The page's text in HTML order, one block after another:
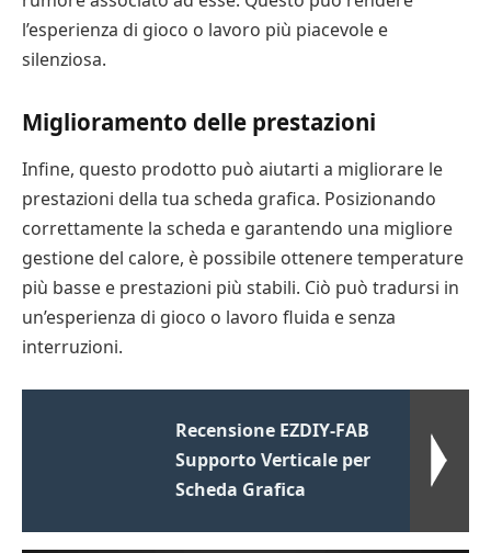
l’esperienza di gioco o lavoro più piacevole e
silenziosa.
Miglioramento delle prestazioni
Infine, questo prodotto può aiutarti a migliorare le
prestazioni della tua scheda grafica. Posizionando
correttamente la scheda e garantendo una migliore
gestione del calore, è possibile ottenere temperature
più basse e prestazioni più stabili. Ciò può tradursi in
un’esperienza di gioco o lavoro fluida e senza
interruzioni.
Recensione EZDIY-FAB
Supporto Verticale per
Scheda Grafica